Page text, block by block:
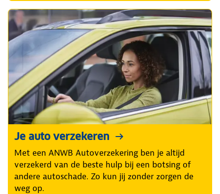
Je auto verzekeren
Met een ANWB Autoverzekering ben je altijd
verzekerd van de beste hulp bij een botsing of
andere autoschade. Zo kun jij zonder zorgen de
weg op.